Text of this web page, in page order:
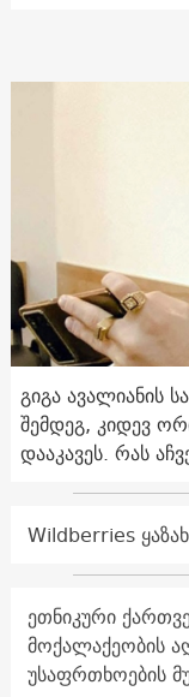
გიგა ავალიანის
შემდეგ, კიდევ
დააკავეს. რას
Wildberries
ეთნიკური
მოქალაქეობის
უსაფრთხოების